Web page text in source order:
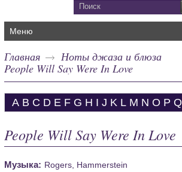
Меню
Главная
Ноты джаза и блюза
People Will Say Were In Love
A B C D E F G H I J K L M N O P Q
People Will Say Were In Love
Музыка: Rogers, Hammerstein